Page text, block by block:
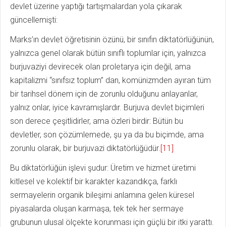
devlet üzerine yaptığı tartışmalardan yola çıkarak
güncellemişti:
Marks’ın devlet öğretisinin özünü, bir sınıfın diktatörlüğünün,
yalnızca genel olarak bütün sınıflı toplumlar için, yalnızca
burjuvaziyi devirecek olan proletarya için değil, ama
kapitalizmi “sınıfsız toplum” dan, komünizmden ayıran tüm
bir tarihsel dönem için de zorunlu olduğunu anlayanlar,
yalnız onlar, iyice kavramışlardır. Burjuva devlet biçimleri
son derece çeşitlidirler, ama özleri birdir: Bütün bu
devletler, son çözümlemede, şu ya da bu biçimde, ama
zorunlu olarak, bir burjuvazi diktatörlüğüdür.[11]
Bu diktatörlüğün işlevi şudur: Üretim ve hizmet üretimi
kitlesel ve kolektif bir karakter kazandıkça, farklı
sermayelerin organik bileşimi anlamına gelen küresel
piyasalarda oluşan karmaşa, tek tek her sermaye
grubunun ulusal ölçekte korunması için güçlü bir itki yarattı.